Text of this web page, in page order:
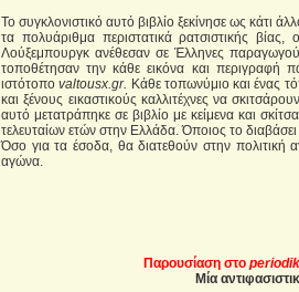
Το συγκλονιστικό αυτό βιβλίο ξεκίνησε ως κάτι
τα πολυάριθμα περιστατικά ρατσιστικής
Λούξεμπουργκ ανέθεσαν σε Έλληνες
τοποθέτησαν την κάθε εικόνα και
ιστότοποvaltousx.gr. Κάθε τοπωνύμιο και ένας
και ξένους εικαστικούς καλλιτέχνες να
αυτό μετατράπηκε σε βιβλίο με κείμενα και
τελευταίων ετών στην Ελλάδα. Όποιος το
Όσο για τα έσοδα, θα διατεθούν στην πολιτική
αγώνα.
Παρουσίαση στο
Μία